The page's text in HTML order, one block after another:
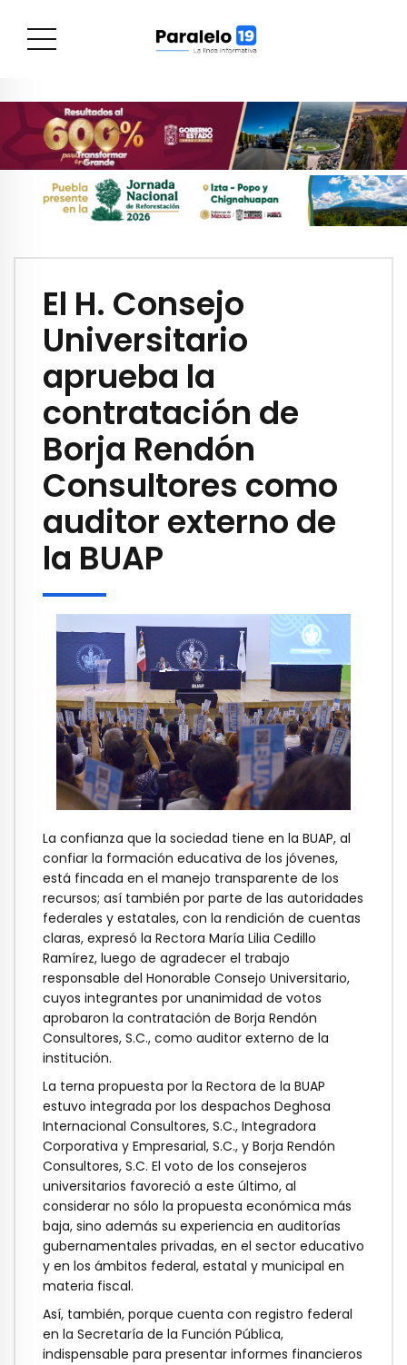
El H. Consejo
Universitario
aprueba la
contratación de
Borja Rendón
Consultores como
auditor externo de
la BUAP
La confianza que la sociedad tiene en la BUAP, al
confiar la formación educativa de los jóvenes,
está fincada en el manejo transparente de los
recursos; así también por parte de las autoridades
federales y estatales, con la rendición de cuentas
claras, expresó la Rectora María Lilia Cedillo
Ramírez, luego de agradecer el trabajo
responsable del Honorable Consejo Universitario,
cuyos integrantes por unanimidad de votos
aprobaron la contratación de Borja Rendón
Consultores, S.C., como auditor externo de la
institución.
La terna propuesta por la Rectora de la BUAP
estuvo integrada por los despachos Deghosa
Internacional Consultores, S.C., Integradora
Corporativa y Empresarial, S.C., y Borja Rendón
Consultores, S.C. El voto de los consejeros
universitarios favoreció a este último, al
considerar no sólo la propuesta económica más
baja, sino además su experiencia en auditorías
gubernamentales privadas, en el sector educativo
y en los ámbitos federal, estatal y municipal en
materia fiscal.
Así, también, porque cuenta con registro federal
en la Secretaría de la Función Pública,
indispensable para presentar informes financieros